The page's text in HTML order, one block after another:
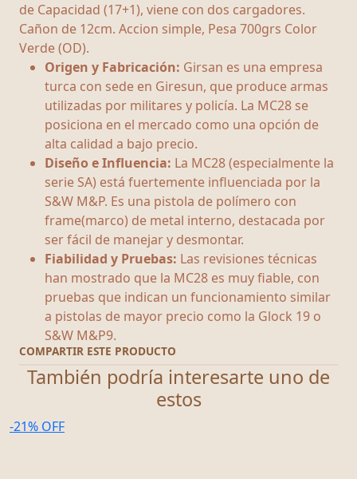
de Capacidad (17+1), viene con dos cargadores.
Cañon de 12cm. Accion simple, Pesa 700grs Color
Verde (OD).
Origen y Fabricación: Girsan es una empresa
turca con sede en Giresun, que produce armas
utilizadas por militares y policía. La MC28 se
posiciona en el mercado como una opción de
alta calidad a bajo precio.
Diseño e Influencia: La MC28 (especialmente la
serie SA) está fuertemente influenciada por la
S&W M&P. Es una pistola de polímero con
frame(marco) de metal interno, destacada por
ser fácil de manejar y desmontar.
Fiabilidad y Pruebas: Las revisiones técnicas
han mostrado que la MC28 es muy fiable, con
pruebas que indican un funcionamiento similar
a pistolas de mayor precio como la Glock 19 o
S&W M&P9.
COMPARTIR ESTE PRODUCTO
También podría interesarte uno de
estos
-21% OFF